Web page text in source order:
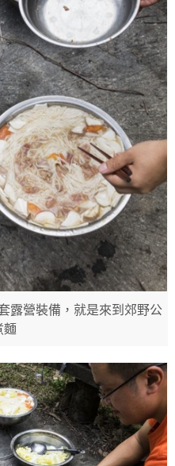
露營裝備，就是來到郊野公
麵